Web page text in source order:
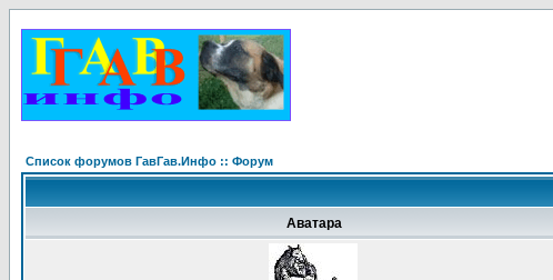
Список форумов ГавГав.Инфо :: Форум
Аватара